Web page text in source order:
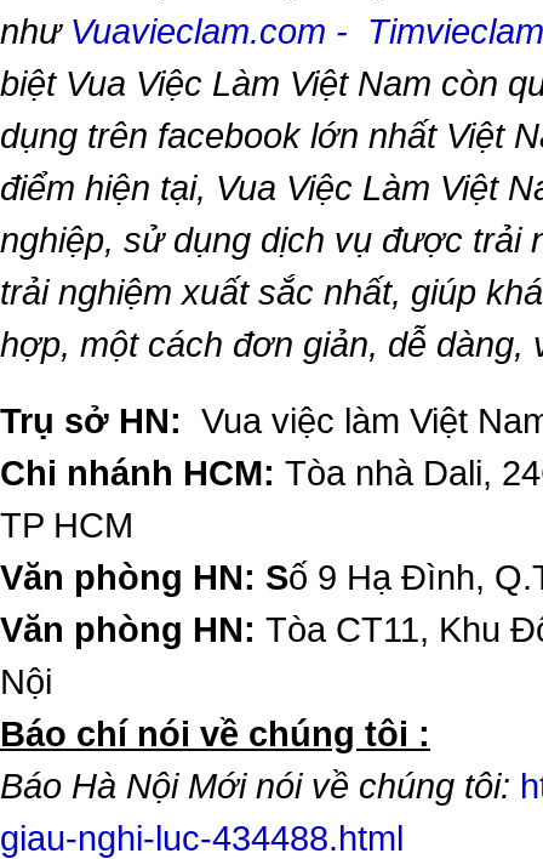
như Vuavieclam.com -
biệt Vua Việc Làm Việt Nam còn
dụng trên facebook lớn nhất Việt
điểm hiện tại, Vua Việc Làm Việt
nghiệp, sử dụng dịch vụ được trải
trải nghiệm xuất sắc nhất, giúp
hợp, một cách đơn giản, dễ dàng,
Trụ sở HN: Vua việc làm Việt
Chi nhánh HCM: Tòa nhà Dali,
TP HCM
Văn phòng HN: Số 9 Hạ Đình,
Văn phòng HN: Tòa CT11, Khu
Nội
​Báo chí nói về chúng tôi :
Báo Hà Nội Mới nói về chúng tôi:
giau-nghi-luc-434488.html